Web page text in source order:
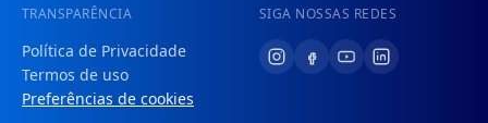
TRANSPARÊNCIA
Política de Privacidade
Termos de uso
Preferências de cookies
SIGA NOSSAS REDES